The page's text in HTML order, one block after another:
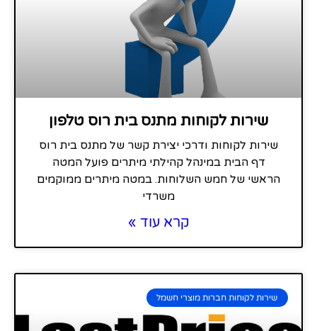
שירות לקוחות מתנס בית רוס טלפון
שירות לקוחות ודרכי יצירת קשר של מתנס בית רוס
דף הבית במינהל קהילתי מיתרים פועל המטה
הראשי של חמש השלוחות. במטה מיתרים ממוקמים
משרדי
קרא עוד »
שירות לקוחות חברות מוצרי חשמל